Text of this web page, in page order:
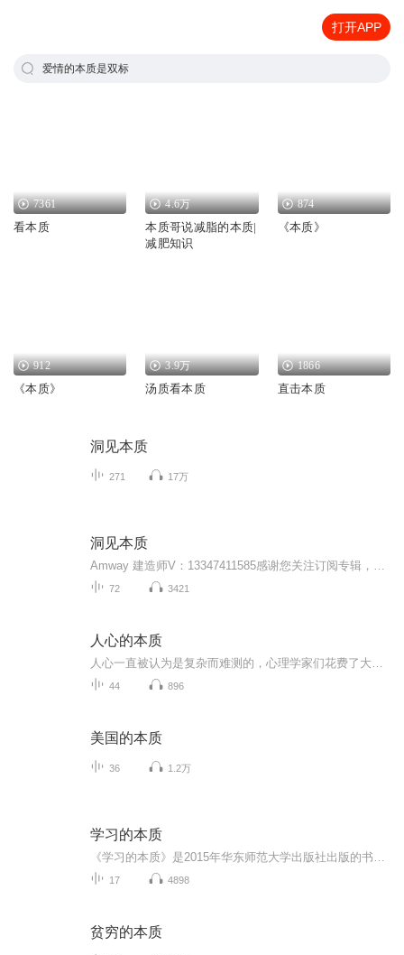
打开APP
爱情的本质是双标
7361
看本质
4.6万
本质哥说减脂的本质|
减肥知识
874
《本质》
912
《本质》
3.9万
汤质看本质
1866
直击本质
洞见本质
271 17万
洞见本质
72 3421
人心的本质
44 896
美国的本质
36 1.2万
学习的本质
17 4898
贫穷的本质